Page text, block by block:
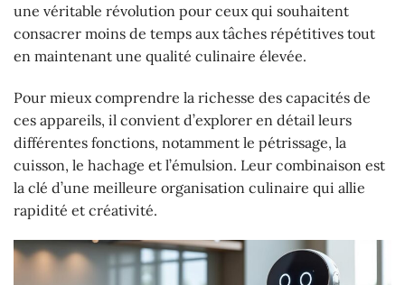
une véritable révolution pour ceux qui souhaitent
consacrer moins de temps aux tâches répétitives tout
en maintenant une qualité culinaire élevée.
Pour mieux comprendre la richesse des capacités de
ces appareils, il convient d’explorer en détail leurs
différentes fonctions, notamment le pétrissage, la
cuisson, le hachage et l’émulsion. Leur combinaison est
la clé d’une meilleure organisation culinaire qui allie
rapidité et créativité.